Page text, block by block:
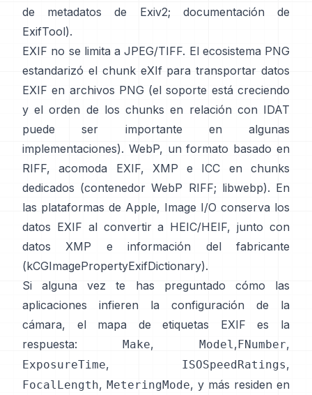
de metadatos de Exiv2; documentación de
ExifTool).
EXIF no se limita a JPEG/TIFF. El ecosistema PNG
estandarizó el chunk eXIfpara transportar datos
EXIF en archivos PNG (el soporte está creciendo
y el orden de los chunks en relación con IDAT
puede ser importante en algunas
implementaciones). WebP, un formato basado en
RIFF, acomoda EXIF, XMP e ICC en chunks
dedicados (contenedor WebP RIFF; libwebp). En
las plataformas de Apple, Image I/O conserva los
datos EXIF al convertir a HEIC/HEIF, junto con
datos XMP e información del fabricante
(kCGImagePropertyExifDictionary).
Si alguna vez te has preguntado cómo las
aplicaciones infieren la configuración de la
cámara, el mapa de etiquetas EXIF es la
respuesta: Make, Model,FNumber,
ExposureTime, ISOSpeedRatings,
FocalLength, MeteringMode, y más residen en